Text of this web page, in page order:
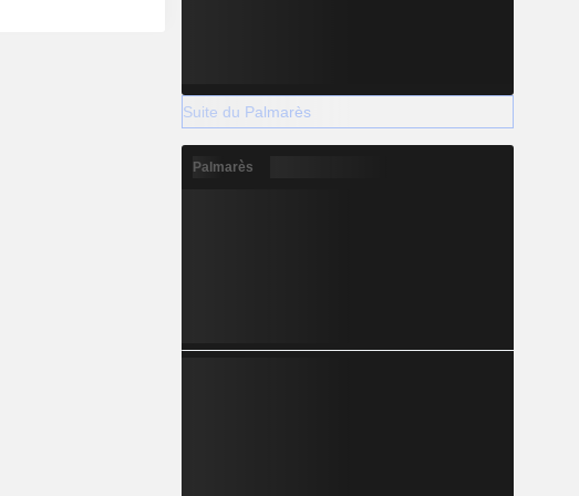
Suite du Palmarès
Palmarès